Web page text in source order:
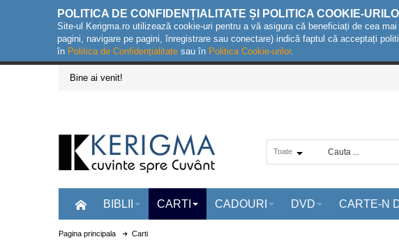
POLITICA DE CONFIDENȚIALITATE ȘI POLITICA COOKIE-
Site-ul Kerigma.ro utilizează cookie-uri pentru a vă asigura că beneficiați de cea
pagini, navigare pe pagini, înregistrare sau conectare) indică faptul că acceptați
în Politica de Confidențialitate sau în Politica Cookie-urilor.
Bine ai venit!
Toate
BIBLII CARTI CADOURI DVD CARTE-N
Pagina principala Carti